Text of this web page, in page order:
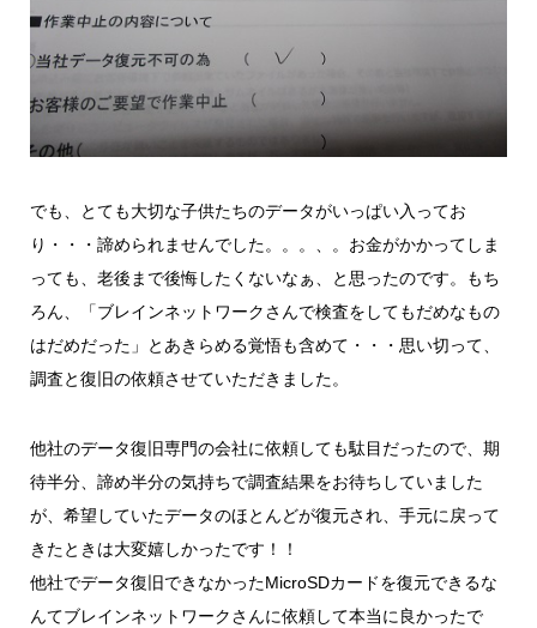
でも、とても大切な子供たちのデータがいっぱい入ってお
り・・・諦められませんでした。。。、。お金がかかってしま
っても、老後まで後悔したくないなぁ、と思ったのです。もち
ろん、「ブレインネットワークさんで検査をしてもだめなもの
はだめだった」とあきらめる覚悟も含めて・・・思い切って、
調査と復旧の依頼させていただきました。
他社のデータ復旧専門の会社に依頼しても駄目だったので、期
待半分、諦め半分の気持ちで調査結果をお待ちしていました
が、希望していたデータのほとんどが復元され、手元に戻って
きたときは大変嬉しかったです！！
他社でデータ復旧できなかったMicroSDカードを復元できるな
んてブレインネットワークさんに依頼して本当に良かったで